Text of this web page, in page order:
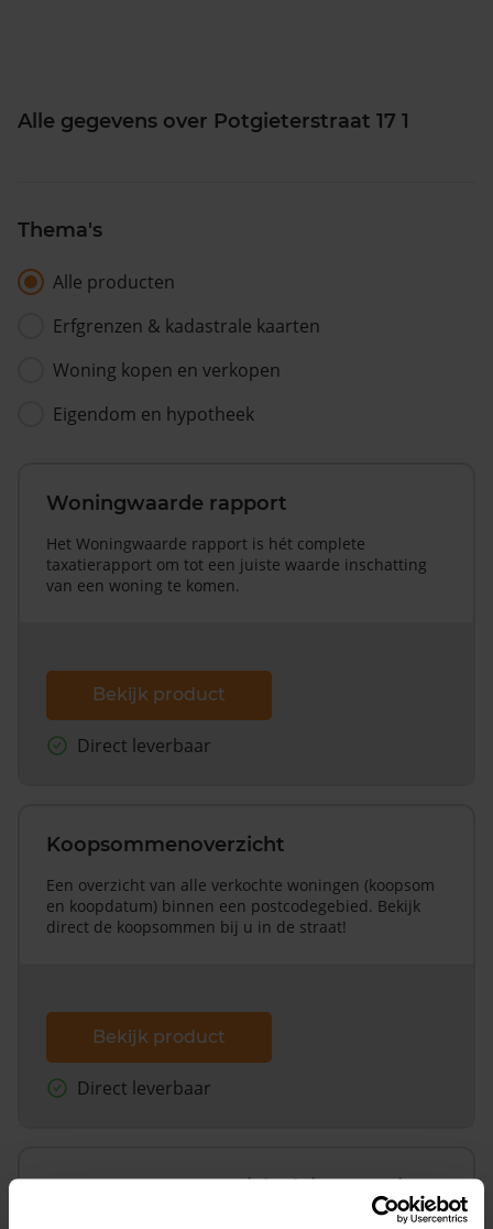
Alle gegevens over Potgieterstraat 17 1
Thema's
Alle producten
Erfgrenzen & kadastrale kaarten
Woning kopen en verkopen
Eigendom en hypotheek
Woningwaarde rapport
Het Woningwaarde rapport is hét complete
taxatierapport om tot een juiste waarde inschatting
van een woning te komen.
Bekijk product
Direct leverbaar
Koopsommenoverzicht
Een overzicht van alle verkochte woningen (koopsom
en koopdatum) binnen een postcodegebied. Bekijk
direct de koopsommen bij u in de straat!
Bekijk product
Direct leverbaar
Koopsommenoverzicht (1 jaar gratis